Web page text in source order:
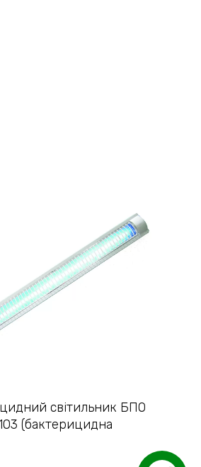
світильник БПО
(бактерицидна